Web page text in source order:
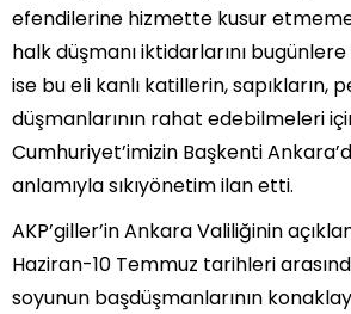
efendilerine hizmette kusur
halk düşmanı iktidarlarını bugünlere
ise bu eli kanlı katillerin, sapıkların,
düşmanlarının rahat edebilmeleri
Cumhuriyet’imizin Başkenti
anlamıyla sıkıyönetim ilan etti.
AKP’giller’in Ankara Valiliğinin
Haziran-10 Temmuz tarihleri
soyunun başdüşmanlarının